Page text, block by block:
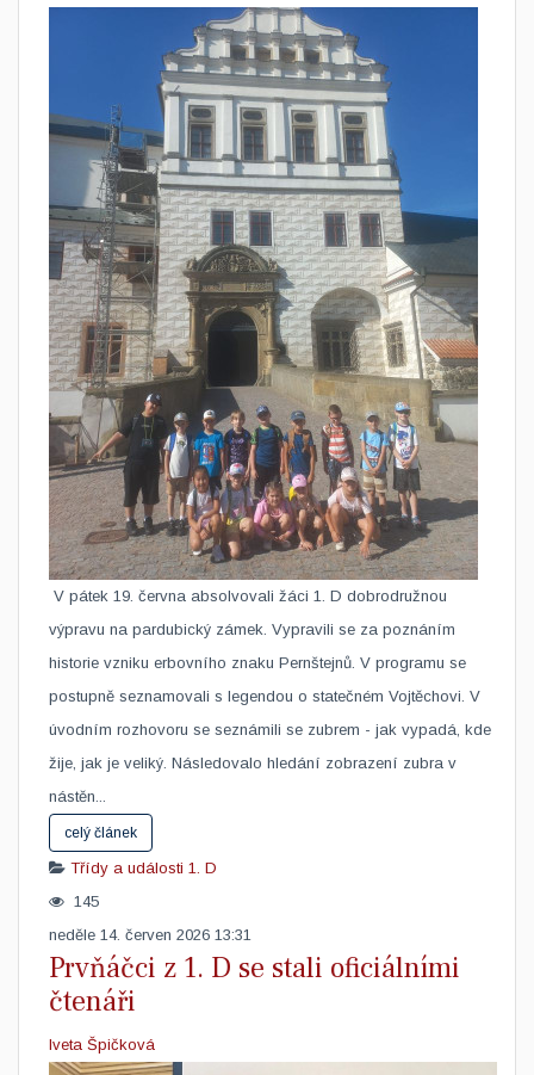
​ V pátek 19. června absolvovali žáci 1. D dobrodružnou
výpravu na pardubický zámek. Vypravili se za poznáním
historie vzniku erbovního znaku Pernštejnů. V programu se
postupně seznamovali s legendou o statečném Vojtěchovi. V
úvodním rozhovoru se seznámili se zubrem - jak vypadá, kde
žije, jak je veliký. Následovalo hledání zobrazení zubra v
nástěn...
celý článek
Třídy a události 1. D
145
neděle 14. červen 2026 13:31
Prvňáčci z 1. D se stali oficiálními
čtenáři
Iveta Špičková